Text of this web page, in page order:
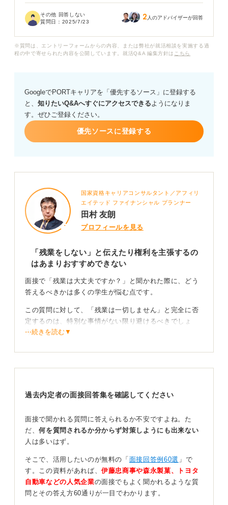
りません。
きるだけ避けたいです」と伝えるべきでしょうか？ もし
また、この質問をする面接官は、私のどのような点を見
ようとしているのでしょうか？ また、この質問に対し
て、新卒で入社する身としてどのように答えるのが良い
か、具体的なアドバイスをお願いします。
その他 回答しない
質問日： 2025/7/23 2 人のアドバイザーが回答
※質問は、エントリーフォームからの内容、または弊社が就活相談を実施する過
程の中で寄せられた内容を公開しています。就活Q&A 編集方針は こちら
GoogleでPORTキャリアを「優先するソース」に登録する
と、 知りたいQ&Aへすぐにアクセスできるようになりま
す。ぜひご登録ください。
優先ソースに登録する
国家資格キャリアコンサルタント／アフィリ
エイテッド ファイナンシャル プランナー
田村 友朗
プロフィールを見る
「残業をしない」と伝えたり権利を主張するの
はあまりおすすめできない
面接で「残業は大丈夫ですか？」と聞かれた際に、どう
答えるべきかは多くの学生が悩む点です。
この質問に対して、「残業は一切しません」と完全に否
定するのは、特別な事情がない限り避けるべきでしょ
う。
柔軟な対応と生産性向上への意欲を示して好印象を
現代の企業では、働き方改革により過度な残業は減少傾
向にありますが、業務の都合上、まったくないわけでは
そのため、最も適切なのは、「基本的には定時内で成果
を出せるよう努めますが、業務上必要であれば、もちろ
ん対応させていただきます」というように、柔軟な姿勢
⋯続きを読む▼
過去内定者の面接回答集を確認してください
面接で聞かれる質問に答えられるか不安ですよね。た
だ、何を質問されるか分からず対策しようにも出来ない
人は多いはず。
そこで、活用したいのが無料の「 面接回答例60選 」で
す。この資料があれば、伊藤忠商事や森永製菓、トヨタ
自動車などの人気企業の面接でもよく聞かれるような質
問とその答え方60通りが一目でわかります。